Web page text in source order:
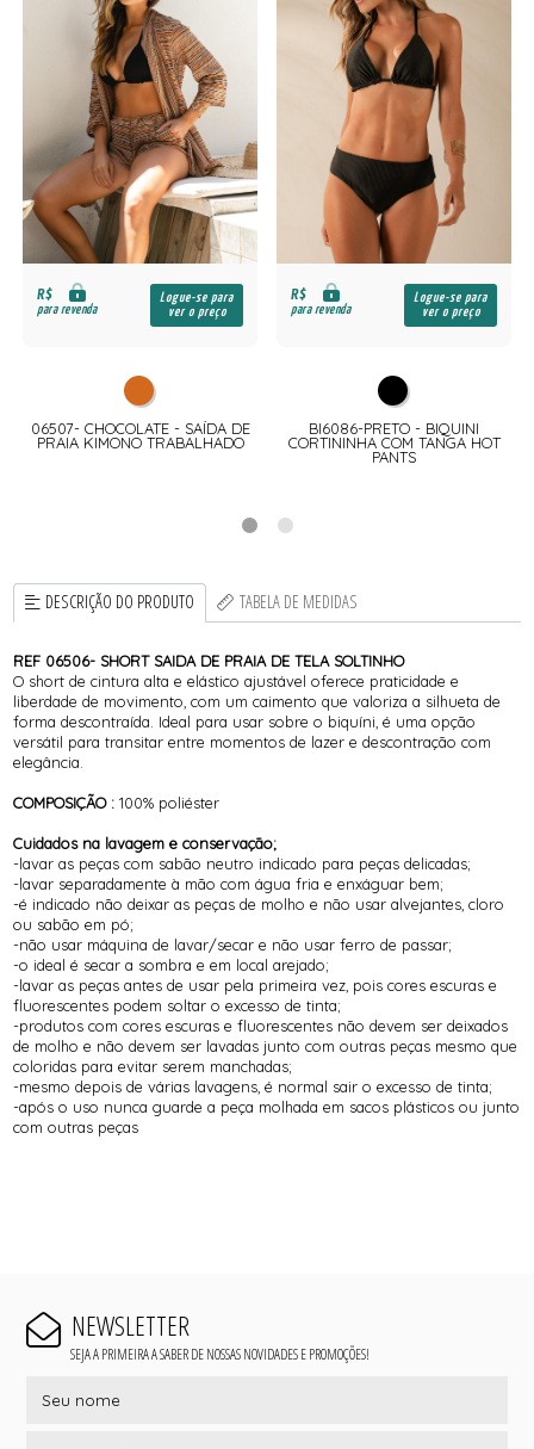
R$
para revenda
Logue-se para
ver o preço
06507- CHOCOLATE - SAÍDA DE
PRAIA KIMONO TRABALHADO
R$
para revenda
Logue-se para
ver o preço
BI6086-PRETO - BIQUINI
CORTININHA COM TANGA HOT
PANTS
DESCRIÇÃO DO PRODUTO TABELA DE MEDIDAS
REF 06506- SHORT SAIDA DE PRAIA DE TELA SOLTINHO
O short de cintura alta e elástico ajustável oferece praticidade e
liberdade de movimento, com um caimento que valoriza a silhueta de
forma descontraída. Ideal para usar sobre o biquíni, é uma opção
versátil para transitar entre momentos de lazer e descontração com
elegância.
COMPOSIÇÃO :100% poliéster
Cuidados na lavagem e conservação;
-lavar as peças com sabão neutro indicado para peças delicadas;
-lavar separadamente à mão com água fria e enxáguar bem;
-é indicado não deixar as peças de molho e não usar alvejantes, cloro
ou sabão em pó;
-não usar máquina de lavar/secar e não usar ferro de passar;
-o ideal é secar a sombra e em local arejado;
-lavar as peças antes de usar pela primeira vez, pois cores escuras e
fluorescentes podem soltar o excesso de tinta;
-produtos com cores escuras e fluorescentes não devem ser deixados
de molho e não devem ser lavadas junto com outras peças mesmo que
coloridas para evitar serem manchadas;
-mesmo depois de várias lavagens, é normal sair o excesso de tinta;
-após o uso nunca guarde a peça molhada em sacos plásticos ou junto
com outras peças
NEWSLETTER
SEJA A PRIMEIRA A SABER DE NOSSAS NOVIDADES E PROMOÇÕES!